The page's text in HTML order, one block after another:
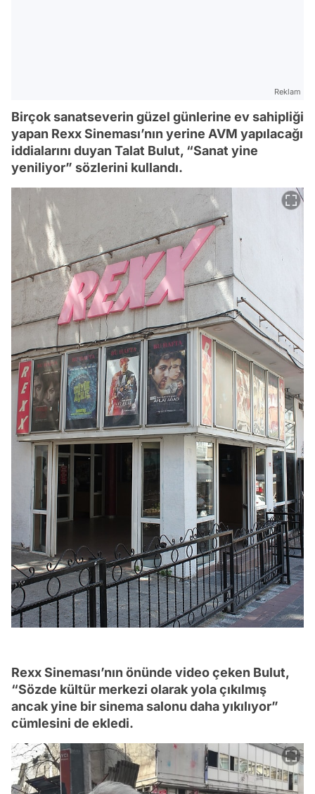
Reklam
Birçok sanatseverin güzel günlerine ev sahipliği
yapan Rexx Sineması’nın yerine AVM yapılacağı
iddialarını duyan Talat Bulut, “Sanat yine
yeniliyor” sözlerini kullandı.
Rexx Sineması’nın önünde video çeken Bulut,
“Sözde kültür merkezi olarak yola çıkılmış
ancak yine bir sinema salonu daha yıkılıyor”
cümlesini de ekledi.